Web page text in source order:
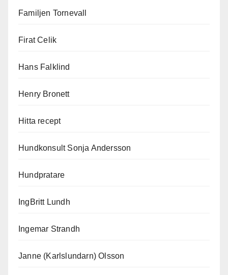
Familjen Tornevall
Firat Celik
Hans Falklind
Henry Bronett
Hitta recept
Hundkonsult Sonja Andersson
Hundpratare
IngBritt Lundh
Ingemar Strandh
Janne (Karlslundarn) Olsson